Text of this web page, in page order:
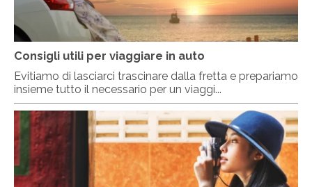
Consigli utili per viaggiare in auto
Evitiamo di lasciarci trascinare dalla fretta e prepariamo
insieme tutto il necessario per un viaggi...